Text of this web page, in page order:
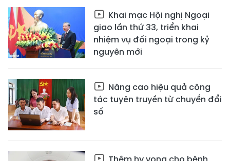
Khai mạc Hội nghị Ngoại
giao lần thứ 33, triển khai
nhiệm vụ đối ngoại trong kỷ
nguyên mới
Nâng cao hiệu quả công
tác tuyên truyền từ chuyển đổi
số